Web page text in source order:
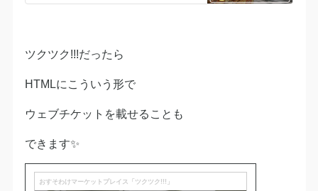
ツクツク!!!だったら
HTMLにこういう形で
ウェブチケットを載せることも
できます✨
おすそわけマーケットプレイス「ツクツク!!!」